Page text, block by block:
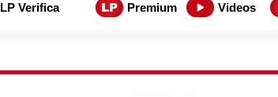
LP Verifica Premium Videos